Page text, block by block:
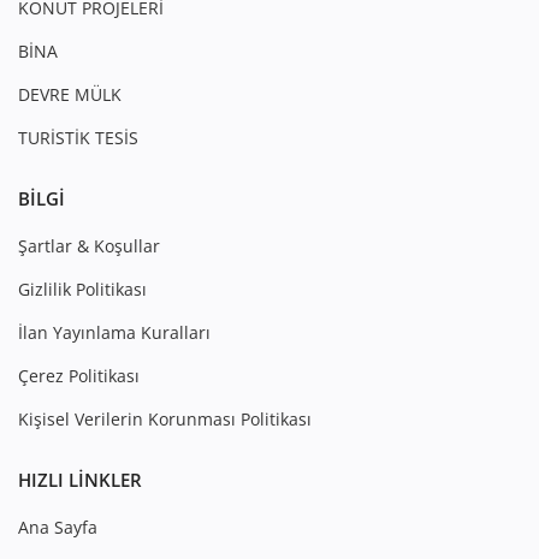
KONUT PROJELERİ
BİNA
DEVRE MÜLK
TURİSTİK TESİS
BILGI
Şartlar & Koşullar
Gizlilik Politikası
İlan Yayınlama Kuralları
Çerez Politikası
Kişisel Verilerin Korunması Politikası
HIZLI LINKLER
Ana Sayfa